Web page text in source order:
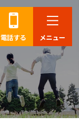
電話する メニュー